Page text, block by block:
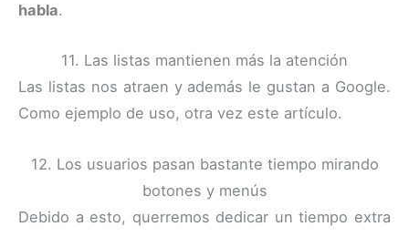
habla.
11. Las listas mantienen más la atención
Las listas nos atraen y además le gustan a Google.
Como ejemplo de uso, otra vez este artículo.
12. Los usuarios pasan bastante tiempo mirando
botones y menús
Debido a esto, querremos dedicar un tiempo extra